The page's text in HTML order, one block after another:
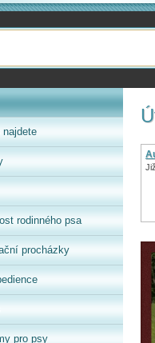
najdete
rodinného psa
procházky
pro psy